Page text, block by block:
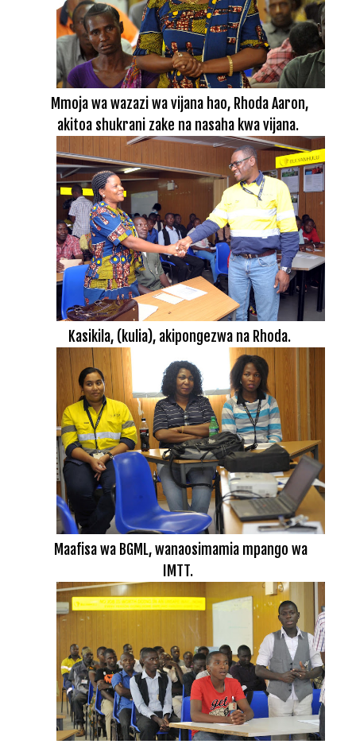
Mmoja wa wazazi wa vijana hao, Rhoda Aaron,
akitoa shukrani zake na nasaha kwa vijana.
Kasikila, (kulia), akipongezwa na Rhoda.
Maafisa wa BGML, wanaosimamia mpango wa
IMTT.